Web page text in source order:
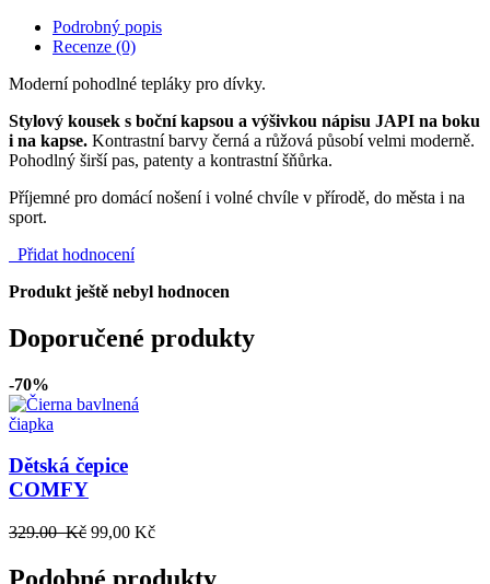
Podrobný popis
Recenze (0)
Moderní pohodlné tepláky pro dívky.
Stylový kousek s boční kapsou a výšivkou nápisu JAPI na boku
i na kapse. Kontrastní barvy černá a růžová působí velmi moderně.
Pohodlný širší pas, patenty a kontrastní šňůrka.
Příjemné pro domácí nošení i volné chvíle v přírodě, do města i na
sport.
Přidat hodnocení
Produkt ještě nebyl hodnocen
Doporučené produkty
-70%
Dětská čepice
COMFY
329.00 Kč 99,00 Kč